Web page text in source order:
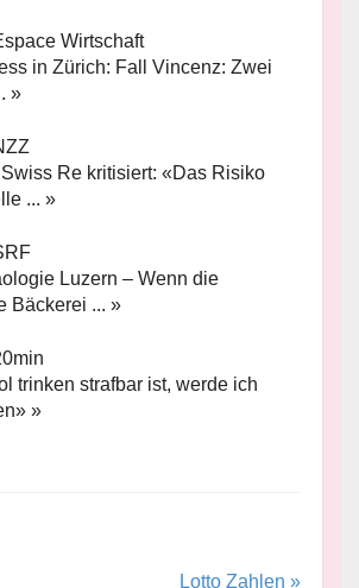
in Zürich: Fall Vincenz: Zwei
»
Re kritisiert: «Das Risiko
... »
Luzern – Wenn die
Bäckerei ... »
trinken strafbar ist, werde ich
»
Lotto Zahlen »